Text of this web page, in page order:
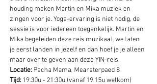
houding maken Martin en Mika muziek en
zingen voor je. Yoga-ervaring is niet nodig, de
sessie is voor iedereen toegankelijk. Martin en
Mika begeleiden deze reis muzikaal, we laten
je eerst landen in jezelf en dan hoef je je alleen
maar over te geven aan deze YIN-reis.
Locatie: Pacha Mama, Mearsterpaed 8
Tijd: 19.30u - 21:30u (vanaf 19.15u welkom)